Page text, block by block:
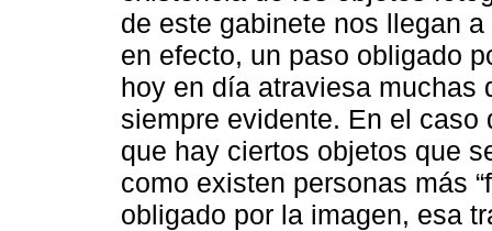
de este gabinete nos llegan
en efecto, un paso obligado
hoy en día atraviesa muchas
siempre evidente. En el
que hay ciertos objetos que
como existen personas más
obligado por la imagen, esa